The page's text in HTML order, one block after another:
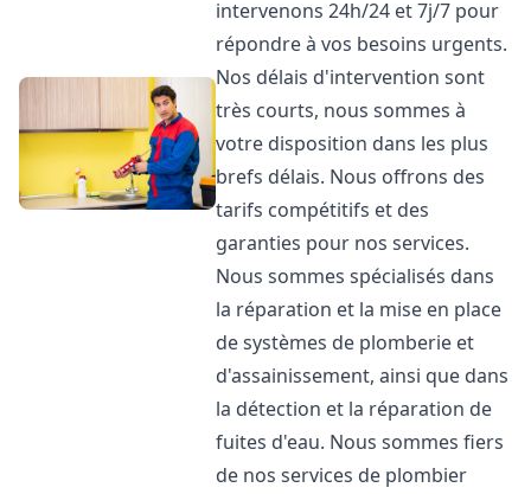
intervenons 24h/24 et 7j/7 pour
répondre à vos besoins urgents.
Nos délais d'intervention sont
très courts, nous sommes à
votre disposition dans les plus
brefs délais. Nous offrons des
tarifs compétitifs et des
garanties pour nos services.
Nous sommes spécialisés dans
la réparation et la mise en place
de systèmes de plomberie et
d'assainissement, ainsi que dans
la détection et la réparation de
fuites d'eau. Nous sommes fiers
de nos services de plombier